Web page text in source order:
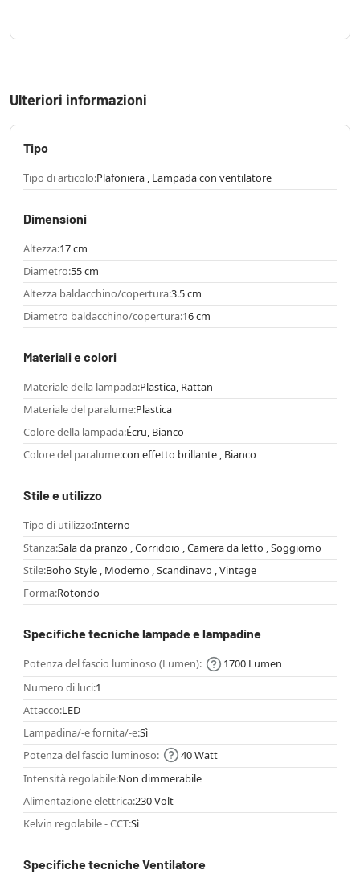
Ulteriori informazioni
Tipo
Tipo di articolo:Plafoniera , Lampada con ventilatore
Dimensioni
Altezza:17 cm
Diametro:55 cm
Altezza baldacchino/copertura:3.5 cm
Diametro baldacchino/copertura:16 cm
Materiali e colori
Materiale della lampada:Plastica, Rattan
Materiale del paralume:Plastica
Colore della lampada:Écru, Bianco
Colore del paralume:con effetto brillante , Bianco
Stile e utilizzo
Tipo di utilizzo:Interno
Stanza:Sala da pranzo , Corridoio , Camera da letto , Soggiorno
Stile:Boho Style , Moderno , Scandinavo , Vintage
Forma:Rotondo
Specifiche tecniche lampade e lampadine
Potenza del fascio luminoso (Lumen):
1700 Lumen
Numero di luci:1
Attacco:LED
Lampadina/-e fornita/-e:Sì
Potenza del fascio luminoso:
40 Watt
Intensità regolabile:Non dimmerabile
Alimentazione elettrica:230 Volt
Kelvin regolabile - CCT:Sì
Specifiche tecniche Ventilatore